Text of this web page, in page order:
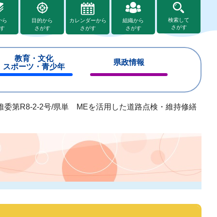
ら
目的から
さがす
カレンダーから
さがす
組織から
さがす
検索して
さがす
教育・文化
スポーツ・青少年
県政情報
じ
る
委第R8-2-2号/県単 MEを活用した道路点検・維持修繕